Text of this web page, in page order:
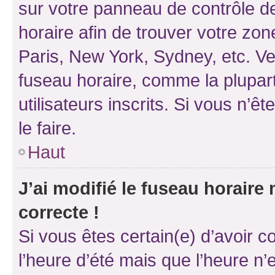
sur votre panneau de contrôle
horaire afin de trouver votre
Paris, New York, Sydney, etc.
fuseau horaire, comme la
utilisateurs inscrits. Si vous
le faire.
Haut
J’ai modifié le fuseau horaire
correcte !
Si vous êtes certain(e) d’avoir
l’heure d’été mais que l’heure